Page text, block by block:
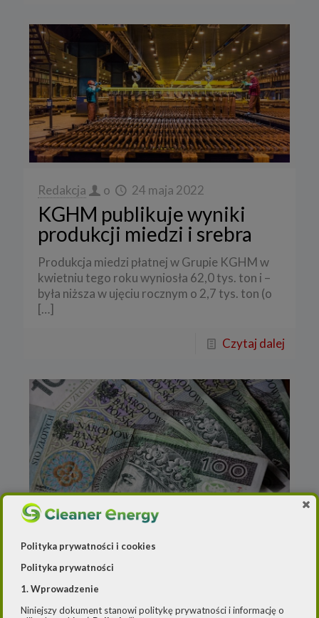
Redakcja o 24 maja 2022
KGHM publikuje wyniki
produkcji miedzi i srebra
Produkcja miedzi płatnej w Grupie KGHM w
kwietniu tego roku wyniosła 62,0 tys. ton i –
była niższa w ujęciu rocznym o 2,7 tys. ton (o
[…]
Czytaj dalej
Redakcja o 23 maja 2022
KGHM zarekomendował
wypłatę dywidendy
Polityka prywatności i cookies
Polityka prywatności
1. Wprowadzenie
Niniejszy dokument stanowi politykę prywatności i informację o